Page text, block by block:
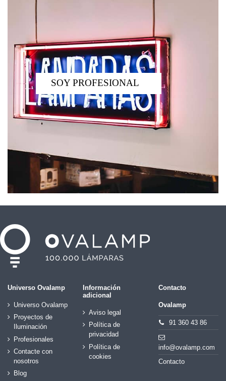
SOY PROFESIONAL
Universo Ovalamp
Universo Ovalamp
Proyectos de
Iluminación
Profesionales
Contacte con
nosotros
Blog
Información
adicional
Aviso legal
Política de
privacidad
Política de
cookies
Contacto
Ovalamp
91 360 43 86
info@ovalamp.com
Contacto